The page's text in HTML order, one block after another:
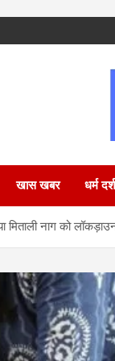
खास खबर धर्म
मिताली नाग को